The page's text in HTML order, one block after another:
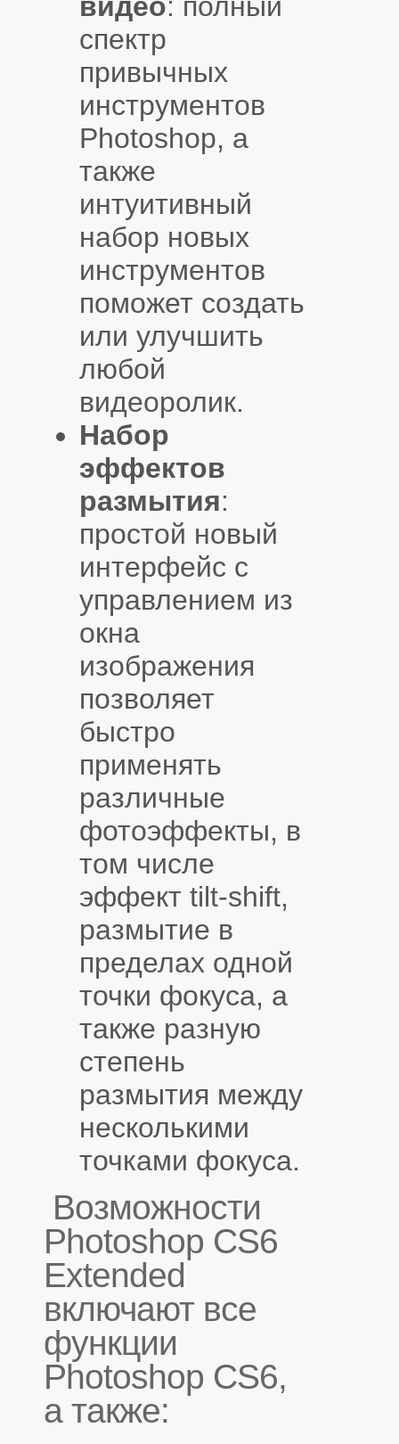
спектр
привычных
инструментов
Photoshop, а
также
интуитивный
набор новых
инструментов
поможет создать
или улучшить
любой
видеоролик.
Набор
эффектов
размытия:
простой новый
интерфейс с
управлением из
окна
изображения
позволяет
быстро
применять
различные
фотоэффекты, в
том числе
эффект tilt-shift,
размытие в
пределах одной
точки фокуса, а
также разную
степень
размытия между
несколькими
точками фокуса.
Возможности
Photoshop CS6
Extended
включают все
функции
Photoshop CS6,
а также: